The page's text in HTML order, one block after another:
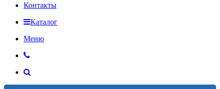
Контакты
Каталог
Меню